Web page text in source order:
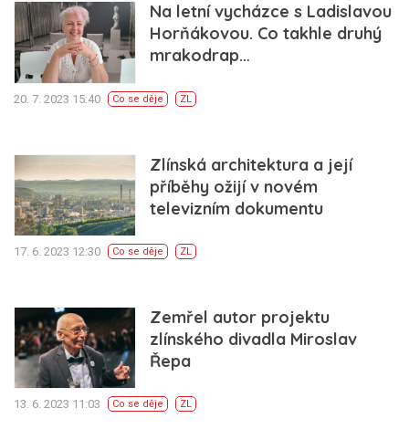
Na letní vycházce s Ladislavou
Horňákovou. Co takhle druhý
mrakodrap…
20. 7. 2023 15:40 Co se děje ZL
Zlínská architektura a její
příběhy ožijí v novém
televizním dokumentu
17. 6. 2023 12:30 Co se děje ZL
Zemřel autor projektu
zlínského divadla Miroslav
Řepa
13. 6. 2023 11:03 Co se děje ZL